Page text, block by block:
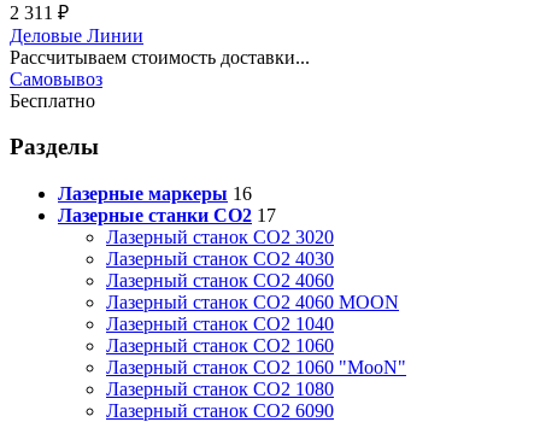
2 311 ₽
Деловые Линии
Рассчитываем стоимость доставки...
Самовывоз
Бесплатно
Разделы
Лазерные маркеры 16
Лазерные станки CO2 17
Лазерный станок СО2 3020
Лазерный станок СО2 4030
Лазерный станок СО2 4060
Лазерный станок СО2 4060 MOON
Лазерный станок СО2 1040
Лазерный станок СО2 1060
Лазерный станок СО2 1060 "MooN"
Лазерный станок СО2 1080
Лазерный станок СО2 6090